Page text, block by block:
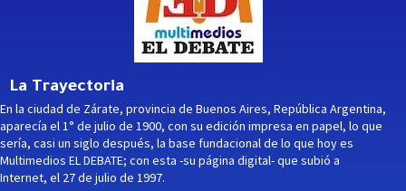
La Trayectoria
En la ciudad de Zárate, provincia de Buenos Aires, República Argentina,
aparecía el 1° de julio de 1900, con su edición impresa en papel, lo que
sería, casi un siglo después, la base fundacional de lo que hoy es
Multimedios EL DEBATE; con esta -su página digital- que subió a
Internet, el 27 de julio de 1997.